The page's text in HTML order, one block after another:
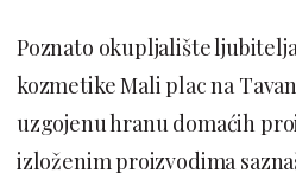
Poznato okupljalište
kozmetike Mali plac na
uzgojenu hranu domaćih
izloženim proizvodima